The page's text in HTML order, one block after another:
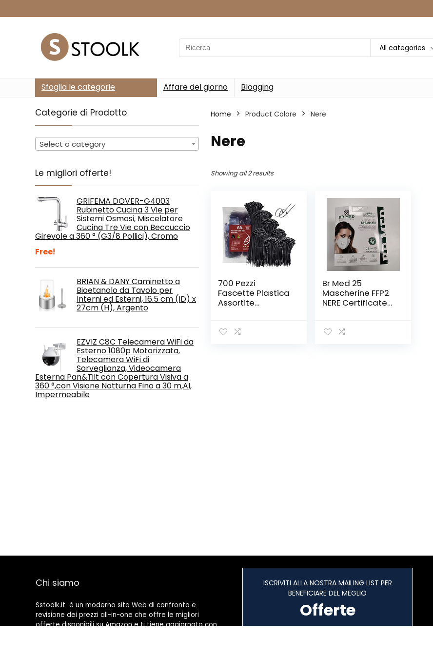
Search
for:
All categories
Sfoglia le categorie Affare del giorno Blogging
Categorie di Prodotto
Select a category
Le migliori offerte!
GRIFEMA DOVER-G4003
Rubinetto Cucina 3 Vie per
Sistemi Osmosi, Miscelatore
Cucina Tre Vie con Beccuccio
Girevole a 360 ° (G3/8 Pollici), Cromo
Free!
BRIAN & DANY Caminetto a
Bioetanolo da Tavolo per
Interni ed Esterni, 16.5 cm (ID) x
27cm (H), Argento
EZVIZ C8C Telecamera WiFi da
Esterno 1080p Motorizzata,
Telecamera WiFi di
Sorveglianza, Videocamera
Esterna Pan&Tilt con Copertura Visiva a
360 °,con Visione Notturna Fino a 30 m,AI,
Impermeabile
Home Product Colore ‎Nere
‎Nere
Showing all 2 results
700 Pezzi
Fascette Plastica
Assortite
Fascette
Br Med 25
Mascherine FFP2
NERE Certificate
singolarmente
Chi siamo
Sstoolk.it è un moderno sito Web di confronto e
revisione dei prezzi all-in-one che offre le migliori
offerte disponibili su Amazon e ti tiene aggiornato con
ISCRIVITI ALLA NOSTRA MAILING LIST PER
BENEFICIARE DEL MEGLIO
Offerte